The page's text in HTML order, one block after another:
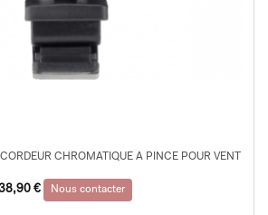
CHROMATIQUE A PINCE POUR VENT
€ Nous contacter